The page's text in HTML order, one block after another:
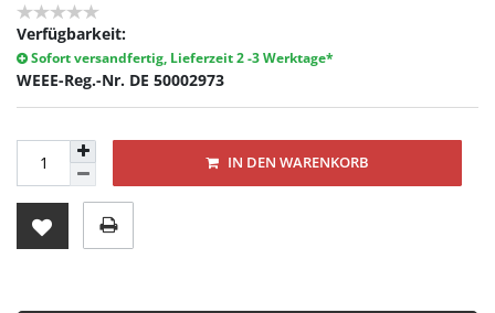
Verfügbarkeit:
Sofort versandfertig, Lieferzeit 2 -3 Werktage*
WEEE-Reg.-Nr. DE 50002973
IN DEN WARENKORB